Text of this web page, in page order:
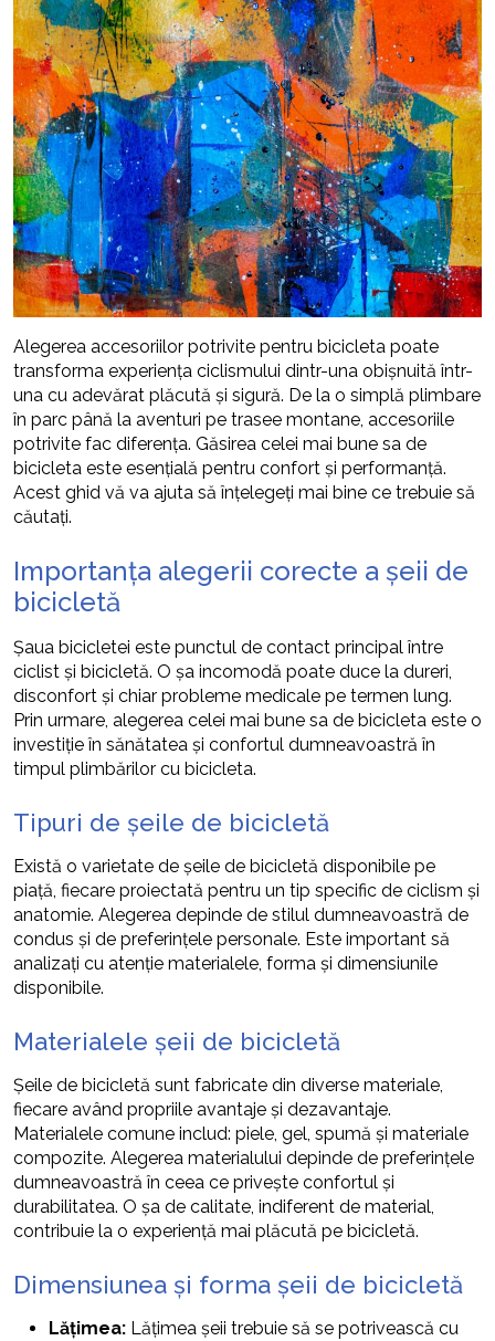
Alegerea accesoriilor potrivite pentru bicicleta poate
transforma experiența ciclismului dintr-una obișnuită într-
una cu adevărat plăcută și sigură. De la o simplă plimbare
în parc până la aventuri pe trasee montane, accesoriile
potrivite fac diferența. Găsirea celei mai bune sa de
bicicleta este esențială pentru confort și performanță.
Acest ghid vă va ajuta să înțelegeți mai bine ce trebuie să
căutați.
Importanța alegerii corecte a șeii de
bicicletă
Șaua bicicletei este punctul de contact principal între
ciclist și bicicletă. O șa incomodă poate duce la dureri,
disconfort și chiar probleme medicale pe termen lung.
Prin urmare, alegerea celei mai bune sa de bicicleta este o
investiție în sănătatea și confortul dumneavoastră în
timpul plimbărilor cu bicicleta.
Tipuri de șeile de bicicletă
Există o varietate de șeile de bicicletă disponibile pe
piață, fiecare proiectată pentru un tip specific de ciclism și
anatomie. Alegerea depinde de stilul dumneavoastră de
condus și de preferințele personale. Este important să
analizați cu atenție materialele, forma și dimensiunile
disponibile.
Materialele șeii de bicicletă
Șeile de bicicletă sunt fabricate din diverse materiale,
fiecare având propriile avantaje și dezavantaje.
Materialele comune includ: piele, gel, spumă și materiale
compozite. Alegerea materialului depinde de preferințele
dumneavoastră în ceea ce privește confortul și
durabilitatea. O șa de calitate, indiferent de material,
contribuie la o experiență mai plăcută pe bicicletă.
Dimensiunea și forma șeii de bicicletă
Lățimea: Lățimea șeii trebuie să se potrivească cu